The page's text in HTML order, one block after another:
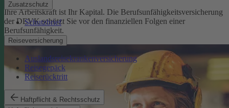
Zusatzschutz
Schutzbrief
Reiseversicherung
Auslandsreisekrankenversicherung
Reisegepäck
Reiserücktritt
Haftpflicht & Rechtsschutz
Ihre Arbeitskraft ist Ihr Kapital. Die Berufsunfähigkeitsversicherung
der DEVK schützt Sie vor den finanziellen Folgen einer
Berufsunfähigkeit.
Mehr erfahren